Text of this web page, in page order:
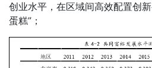
创业水平，在区域间高效配置创
蛋糕”；